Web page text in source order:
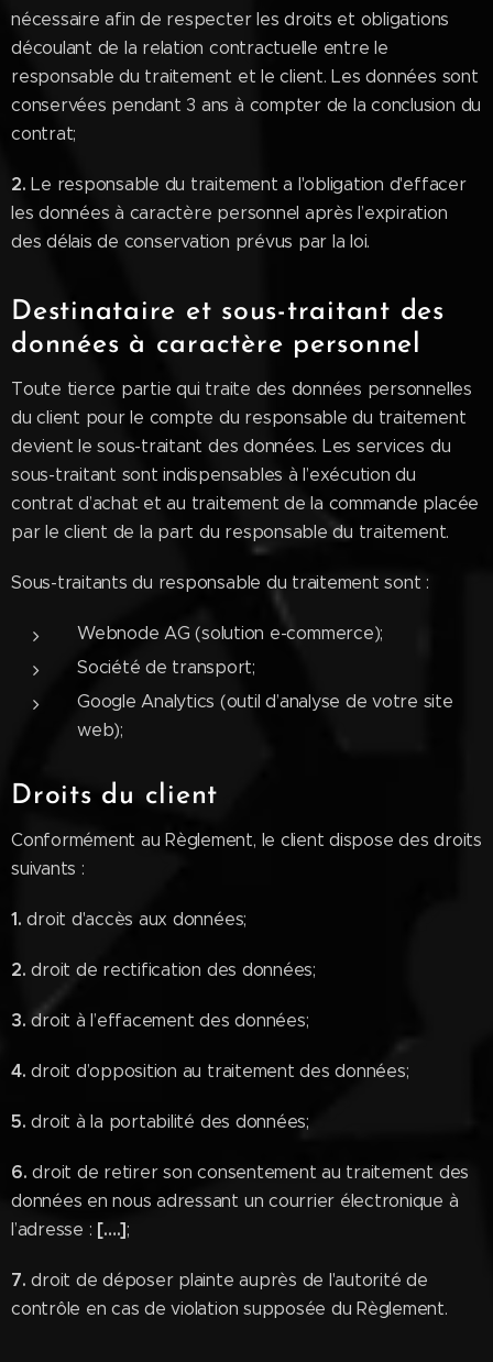
nécessaire afin de respecter les droits et obligations
découlant de la relation contractuelle entre le
responsable du traitement et le client. Les données sont
conservées pendant 3 ans à compter de la conclusion du
contrat;
2. Le responsable du traitement a l'obligation d'effacer
les données à caractère personnel après l’expiration
des délais de conservation prévus par la loi.
Destinataire et sous-traitant des
données à caractère personnel
Toute tierce partie qui traite des données personnelles
du client pour le compte du responsable du traitement
devient le sous-traitant des données. Les services du
sous-traitant sont indispensables à l’exécution du
contrat d’achat et au traitement de la commande placée
par le client de la part du responsable du traitement.
Sous-traitants du responsable du traitement sont :
Webnode AG (solution e-commerce);
Société de transport;
Google Analytics (outil d’analyse de votre site
web);
Droits du client
Conformément au Règlement, le client dispose des droits
suivants :
1. droit d'accès aux données;
2. droit de rectification des données;
3. droit à l’effacement des données;
4. droit d’opposition au traitement des données;
5. droit à la portabilité des données;
6. droit de retirer son consentement au traitement des
données en nous adressant un courrier électronique à
l’adresse : [….];
7. droit de déposer plainte auprès de l'autorité de
contrôle en cas de violation supposée du Règlement.